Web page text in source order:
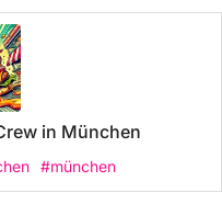
in München
#münchen